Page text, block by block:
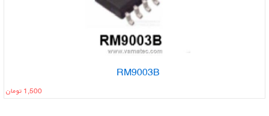
RM9003B
1,500 تومان